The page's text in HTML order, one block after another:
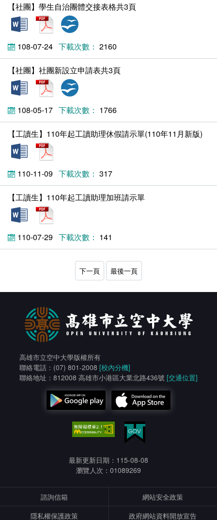
【社團】學生自治團體交接表格共3頁
doc
pdf
108-07-24 2160
【社團】社團新設立申請表共3頁
doc
pdf
108-05-17 1766
【工讀生】110年起工讀助理休假請示單(110年11月新版)
docx
110-11-09 317
【工讀生】110年起工讀助理加班請示單
docx
110-07-29 141
下一頁 最後一頁
高雄市立空中大學版權所有
聯絡電話：(07) 801-2008 [校內分機]
聯絡地址：812008 高雄市小港區大業北路436號 [交通位置]
最新更新日期：115-08-08
瀏覽人次：01089269
諮詢信箱
網站安全政策
隱私權保護政策
政府網站資料開放宣告